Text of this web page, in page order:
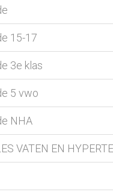
15-17
3e klas
5 vwo
NHA
VATEN EN